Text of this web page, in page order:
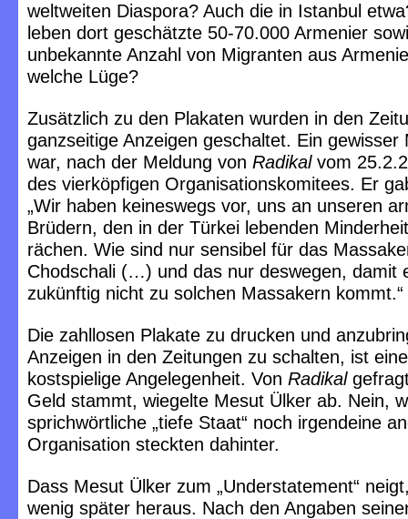
weltweiten Diaspora? Auch die in Istanbul
leben dort geschätzte 50-70.000 Armenier
unbekannte Anzahl von Migranten aus
welche Lüge?
Zusätzlich zu den Plakaten wurden in den
ganzseitige Anzeigen geschaltet. Ein gewisser
war, nach der Meldung von Radikalvom
des vierköpfigen Organisationskomitees. Er
„Wir haben keineswegs vor, uns an unseren
Brüdern, den in der Türkei lebenden
rächen. Wie sind nur sensibel für das
Chodschali (…) und das nur deswegen, damit
zukünftig nicht zu solchen Massakern kommt.“
Die zahllosen Plakate zu drucken und
Anzeigen in den Zeitungen zu schalten, ist
kostspielige Angelegenheit. Von Radikal
Geld stammt, wiegelte Mesut Ülker ab. Nein,
sprichwörtliche „tiefe Staat“ noch irgendeine
Organisation steckten dahinter.
Dass Mesut Ülker zum „Understatement“
wenig später heraus. Nach den Angaben